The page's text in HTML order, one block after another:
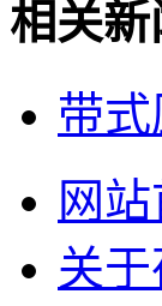
相关新
带
网
关